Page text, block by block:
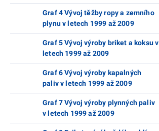
Graf 4 Vývoj těžby ropy a zemního
plynu v letech 1999 až 2009
Graf 5 Vývoj výroby briket a koksu v
letech 1999 až 2009
Graf 6 Vývoj výroby kapalných
paliv v letech 1999 až 2009
Graf 7 Vývoj výroby plynných paliv
v letech 1999 až 2009